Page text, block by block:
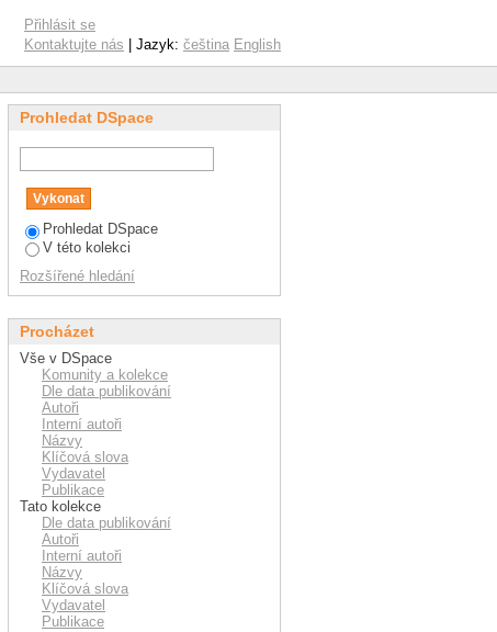
Přihlásit se
Kontaktujte nás | Jazyk: čeština English
Prohledat DSpace
Prohledat DSpace
V této kolekci
Rozšířené hledání
Procházet
Vše v DSpace
Komunity a kolekce
Dle data publikování
Autoři
Interní autoři
Názvy
Klíčová slova
Vydavatel
Publikace
Tato kolekce
Dle data publikování
Autoři
Interní autoři
Názvy
Klíčová slova
Vydavatel
Publikace